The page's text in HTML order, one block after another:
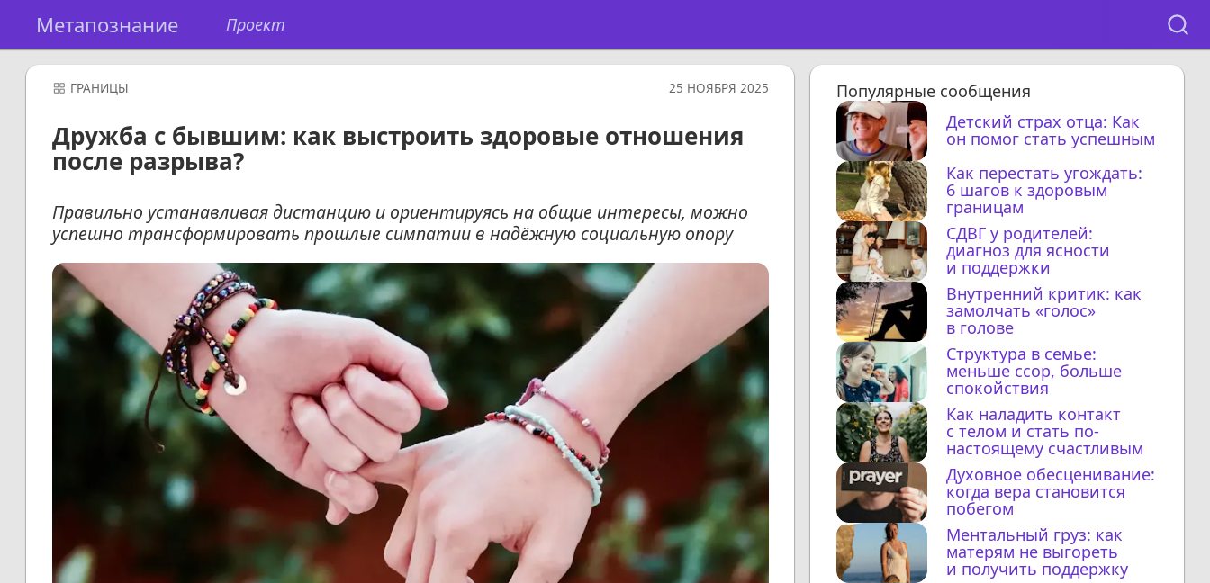
Метапознание Проект
ГРАНИЦЫ 25 НОЯБРЯ 2025
Дружба с бывшим: как выстроить здоровые отношения
после разрыва?
Правильно устанавливая дистанцию и ориентируясь на общие интересы, можно
успешно трансформировать прошлые симпатии в надёжную социальную опору
Популярные сообщения
Детский страх отца: Как
он помог стать успешным
Как перестать угождать:
6 шагов к здоровым
границам
СДВГ у родителей:
диагноз для ясности
и поддержки
Внутренний критик: как
замолчать «голос»
в голове
Структура в семье:
меньше ссор, больше
спокойствия
Как наладить контакт
с телом и стать по-
настоящему счастливым
Духовное обесценивание:
когда вера становится
побегом
Ментальный груз: как
матерям не выгореть
и получить поддержку